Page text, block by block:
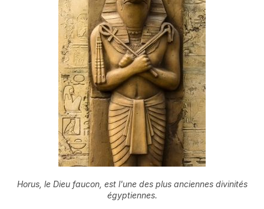
Horus, le Dieu faucon, est l'une des plus anciennes divinités
égyptiennes.